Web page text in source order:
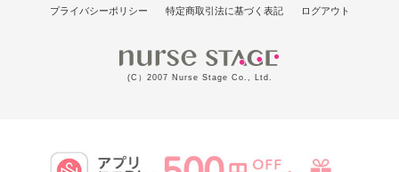
プライバシーポリシー
特定商取引法に基づく表記 ログアウト
(C）2007 Nurse Stage Co., Ltd.